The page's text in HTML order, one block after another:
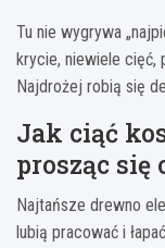
Tu nie wygrywa
krycie, niewiele cięć,
Najdrożej robią się
Jak ciąć
prosząc się
Najtańsze drewno
lubią pracować i